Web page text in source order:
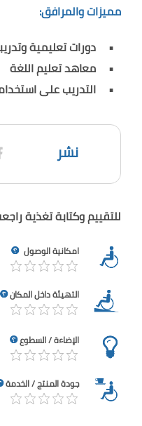
مميزات والمرافق:
دورات تعليمية
معاهد تعليم اللغة
التدريب على
نشر
للتقييم وكتابة تغذية
امكانية الوصول
التهيئة داخل المكان
الإضاءة / السطوع
جودة المنتج / الخدمة